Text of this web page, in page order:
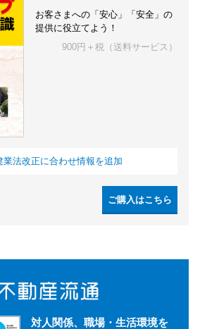
お客さまへの「安心」「安全」の
提供に役立てよう！
900円＋税（送料サービス）
業法改正に合わせ情報を追加
ご購入はこちら
対人関係、職場・生活環境を